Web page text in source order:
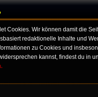
Cookies. Wir können damit die
redaktionelle Inhalte und
zu Cookies und
kannst, findest du in